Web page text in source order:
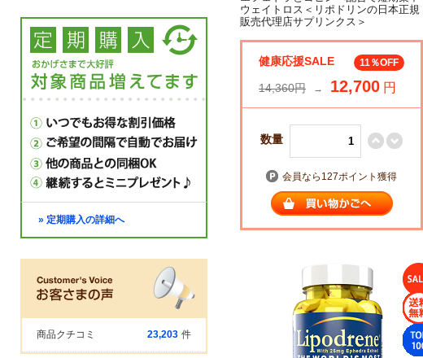
ウェイトロス＜リポドリンの日本正規
販売代理店サプリンクス＞
11％OFF
健康応援SALE
14,360円 → 12,700 円
数量
会員なら127ポイント獲得
» 定期購入の詳細へ
商品クチコミ 23,203 件